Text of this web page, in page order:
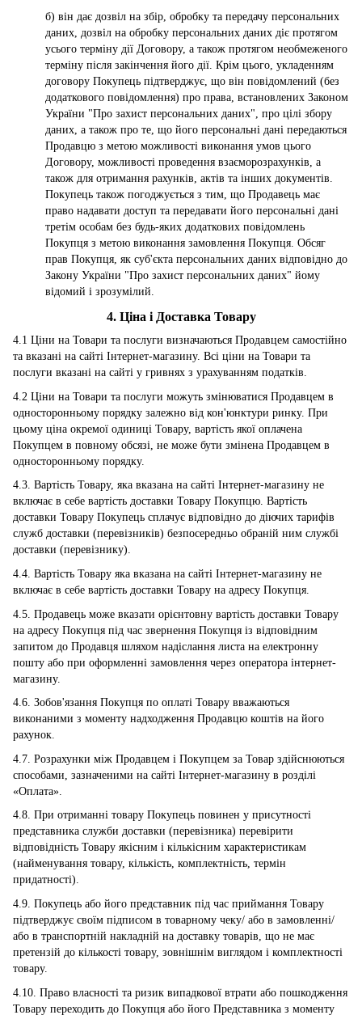
б) він дає дозвіл на збір, обробку та передачу персональних
даних, дозвіл на обробку персональних даних діє протягом
усього терміну дії Договору, а також протягом необмеженого
терміну після закінчення його дії. Крім цього, укладенням
договору Покупець підтверджує, що він повідомлений (без
додаткового повідомлення) про права, встановлених Законом
України "Про захист персональних даних", про цілі збору
даних, а також про те, що його персональні дані передаються
Продавцю з метою можливості виконання умов цього
Договору, можливості проведення взаєморозрахунків, а
також для отримання рахунків, актів та інших документів.
Покупець також погоджується з тим, що Продавець має
право надавати доступ та передавати його персональні дані
третім особам без будь-яких додаткових повідомлень
Покупця з метою виконання замовлення Покупця. Обсяг
прав Покупця, як суб'єкта персональних даних відповідно до
Закону України "Про захист персональних даних" йому
відомий і зрозумілий.
4. Ціна і Доставка Товару
4.1 Ціни на Товари та послуги визначаються Продавцем самостійно
та вказані на сайті Інтернет-магазину. Всі ціни на Товари та
послуги вказані на сайті у гривнях з урахуванням податків.
4.2 Ціни на Товари та послуги можуть змінюватися Продавцем в
односторонньому порядку залежно від кон'юнктури ринку. При
цьому ціна окремої одиниці Товару, вартість якої оплачена
Покупцем в повному обсязі, не може бути змінена Продавцем в
односторонньому порядку.
4.3. Вартість Товару, яка вказана на сайті Інтернет-магазину не
включає в себе вартість доставки Товару Покупцю. Вартість
доставки Товару Покупець сплачує відповідно до діючих тарифів
служб доставки (перевізників) безпосередньо обраній ним службі
доставки (перевізнику).
4.4. Вартість Товару яка вказана на сайті Інтернет-магазину не
включає в себе вартість доставки Товару на адресу Покупця.
4.5. Продавець може вказати орієнтовну вартість доставки Товару
на адресу Покупця під час звернення Покупця із відповідним
запитом до Продавця шляхом надіслання листа на електронну
пошту або при оформленні замовлення через оператора інтернет-
магазину.
4.6. Зобов'язання Покупця по оплаті Товару вважаються
виконаними з моменту надходження Продавцю коштів на його
рахунок.
4.7. Розрахунки між Продавцем і Покупцем за Товар здійснюються
способами, зазначеними на сайті Інтернет-магазину в розділі
«Оплата».
4.8. При отриманні товару Покупець повинен у присутності
представника служби доставки (перевізника) перевірити
відповідність Товару якісним і кількісним характеристикам
(найменування товару, кількість, комплектність, термін
придатності).
4.9. Покупець або його представник під час приймання Товару
підтверджує своїм підписом в товарному чеку/ або в замовленні/
або в транспортній накладній на доставку товарів, що не має
претензій до кількості товару, зовнішнім виглядом і комплектності
товару.
4.10. Право власності та ризик випадкової втрати або пошкодження
Товару переходить до Покупця або його Представника з моменту